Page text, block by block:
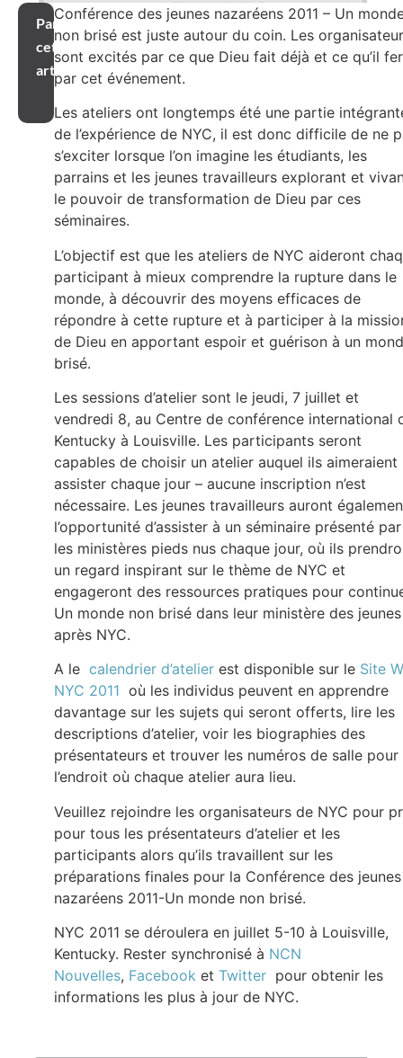
Partager
cet
article
Conférence des jeunes nazaréens 2011 – Un
non brisé est juste autour du coin. Les
sont excités par ce que Dieu fait déjà et ce qu’il
par cet événement.
Les ateliers ont longtemps été une partie
de l’expérience de NYC, il est donc difficile de ne
s’exciter lorsque l’on imagine les étudiants, les
parrains et les jeunes travailleurs explorant et
le pouvoir de transformation de Dieu par ces
séminaires.
L’objectif est que les ateliers de NYC aideront
participant à mieux comprendre la rupture dans le
monde, à découvrir des moyens efficaces de
répondre à cette rupture et à participer à la
de Dieu en apportant espoir et guérison à un
brisé.
Les sessions d’atelier sont le jeudi, 7 juillet et
vendredi 8, au Centre de conférence international
Kentucky à Louisville. Les participants seront
capables de choisir un atelier auquel ils aimeraient
assister chaque jour – aucune inscription n’est
nécessaire. Les jeunes travailleurs auront
l’opportunité d’assister à un séminaire présenté par
les ministères pieds nus chaque jour, où ils
un regard inspirant sur le thème de NYC et
engageront des ressources pratiques pour
Un monde non brisé dans leur ministère des jeunes
après NYC.
A le calendrier d’atelier est disponible sur le Site
NYC 2011 où les individus peuvent en apprendre
davantage sur les sujets qui seront offerts, lire les
descriptions d’atelier, voir les biographies des
présentateurs et trouver les numéros de salle pour
l’endroit où chaque atelier aura lieu.
Veuillez rejoindre les organisateurs de NYC pour
pour tous les présentateurs d’atelier et les
participants alors qu’ils travaillent sur les
préparations finales pour la Conférence des jeunes
nazaréens 2011-Un monde non brisé.
NYC 2011 se déroulera en juillet 5-10 à Louisville,
Kentucky. Rester synchronisé à NCN
Nouvelles, Facebook et Twitter pour obtenir les
informations les plus à jour de NYC.